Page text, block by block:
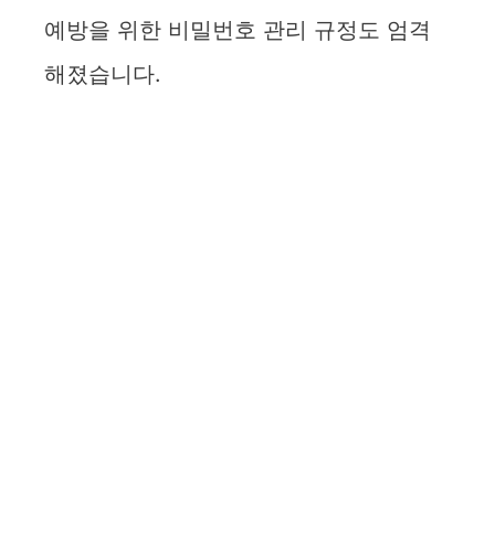
예방을 위한 비밀번호 관리 규정도 엄격
해졌습니다.